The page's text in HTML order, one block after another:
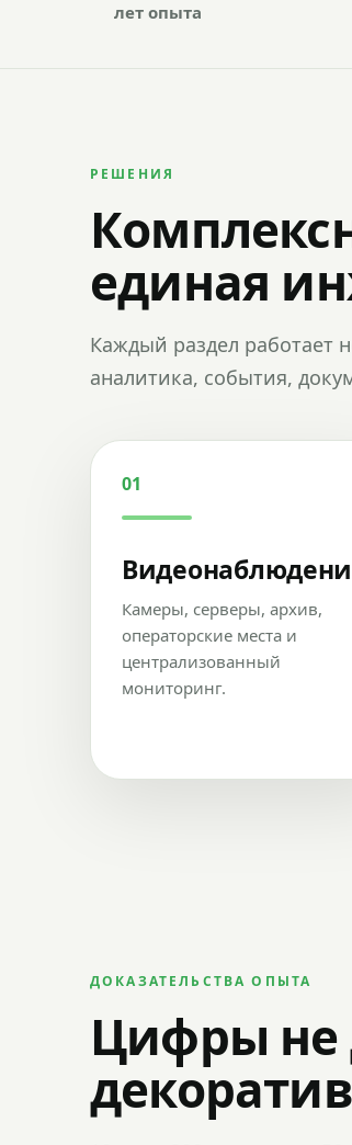
лет опыта
РЕШЕНИЯ
единая
Каждый раздел работает
аналитика, события,
01
Камеры, серверы, архив,
операторские места и
централизованный
мониторинг.
ДОКАЗАТЕЛЬСТВА ОПЫТА
Цифры не